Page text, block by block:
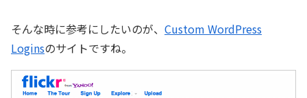
そんな時に参考にしたいのが、 Custom WordPress
Loginsのサイトですね。